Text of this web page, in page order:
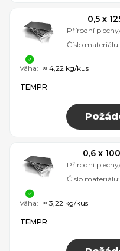
0,5 x
Přírodní
Číslo materiálu:
TEMPR
Váha: ≈ 4,22 kg/kus
0,6 x
Přírodní
Číslo materiálu:
TEMPR
Váha: ≈ 3,22 kg/kus